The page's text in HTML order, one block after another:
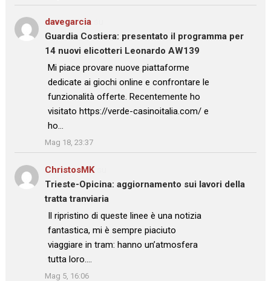
davegarcia
Guardia Costiera: presentato il programma per
14 nuovi elicotteri Leonardo AW139
: “
Mi piace provare nuove piattaforme
dedicate ai giochi online e confrontare le
funzionalità offerte. Recentemente ho
visitato https://verde-casinoitalia.com/ e
ho…
”
Mag 18, 23:37
ChristosMKsu
Trieste-Opicina: aggiornamento sui lavori della
tratta tranviaria
: “
Il ripristino di queste linee è una notizia
fantastica, mi è sempre piaciuto
viaggiare in tram: hanno un’atmosfera
tutta loro.…
”
Mag 5, 16:06